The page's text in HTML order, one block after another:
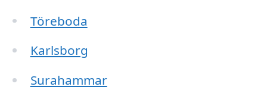
Töreboda
Karlsborg
Surahammar